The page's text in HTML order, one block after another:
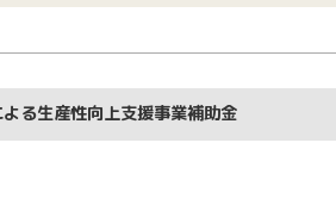
る生産性向上支援事業補助金